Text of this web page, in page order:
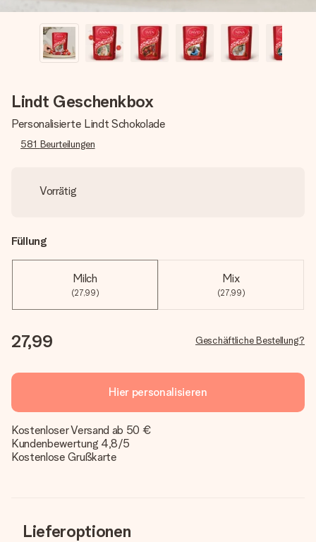
Lindt Geschenkbox
Personalisierte Lindt Schokolade
581 Beurteilungen
Vorrätig
Füllung
Milch
(27,99)
Mix
(27,99)
27,99 Geschäftliche Bestellung?
Hier personalisieren
Kostenloser Versand ab 50 €
Kundenbewertung 4,8/5
Kostenlose Grußkarte
Lieferoptionen